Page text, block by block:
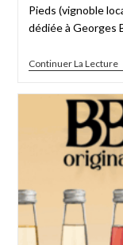
Pieds (vignoble
dédiée à Georges
Continuer La Lecture